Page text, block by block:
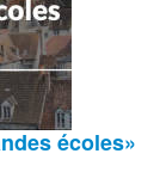
écoles»